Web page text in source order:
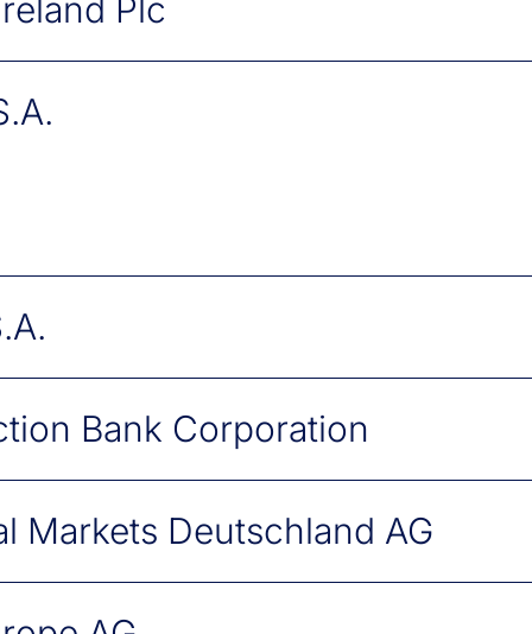
24
Plc
5
Bank Corporation
75
Markets Deutschland AG